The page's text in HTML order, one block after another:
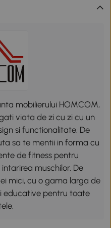
mobilierului HOMCOM,
viata de zi cu zi cu un
si functionalitate. De
sa te mentii in forma cu
de fitness pentru
muschilor. De
mici, cu o gama larga de
educative pentru toate